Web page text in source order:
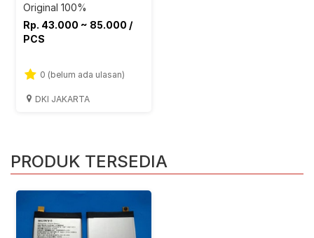
Original 100%
Rp. 43.000 ~ 85.000 /
PCS
0 (belum ada ulasan)
DKI JAKARTA
PRODUK TERSEDIA